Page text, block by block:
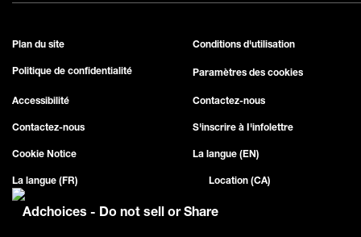
Plan du site Conditions d'utilisation
Politique de confidentialité Paramètres des cookies
Accessibilité Contactez-nous
Contactez-nous S'inscrire à I'infolettre
Cookie Notice La langue (EN)
La langue (FR) Location (CA)
Adchoices - Do not sell or Share